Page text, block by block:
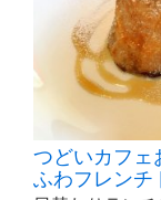
つどいカフェ
ふわフレンチ